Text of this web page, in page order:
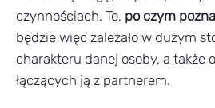
czynnościach. To, po czym
będzie więc zależało w dużym
charakteru danej osoby, a także
łączących ją z partnerem.